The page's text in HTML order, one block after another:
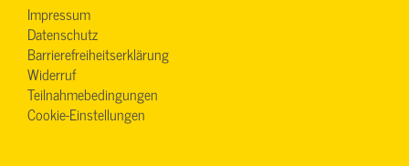
Impressum
Datenschutz
Barrierefreiheitserklärung
Widerruf
Teilnahmebedingungen
Cookie-Einstellungen